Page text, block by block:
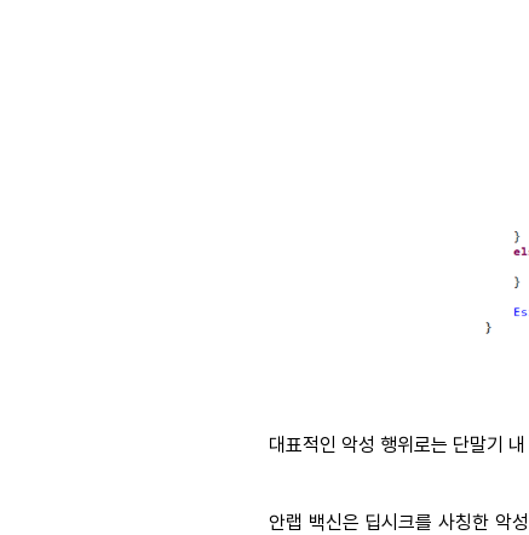
대표적인 악성 행위로는 단말기
안랩 백신은 딥시크를 사칭한 악